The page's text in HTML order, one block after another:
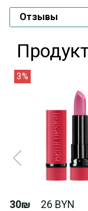
Отзывы
3%
30₪ 26 BYN